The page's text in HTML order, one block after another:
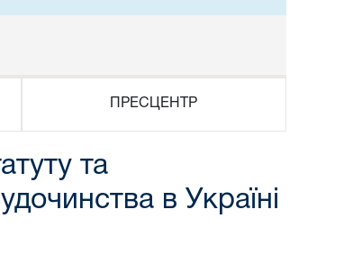
ПРЕСЦЕНТР
та
в Україні